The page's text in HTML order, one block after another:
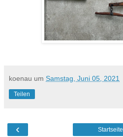
koenau um Samstag, Juni 05, 2021
Teilen
‹ Startseite